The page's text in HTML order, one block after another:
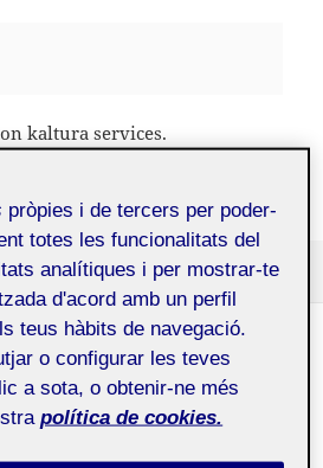
kaltura services.
Deixa un comentaria PORT AINÉ
pròpies i de tercers per poder-
totes les funcionalitats del
analítiques i per mostrar-te
d'acord amb un perfil
teus hàbits de navegació.
o configurar les teves
a sota, o obtenir-ne més
política de cookies.